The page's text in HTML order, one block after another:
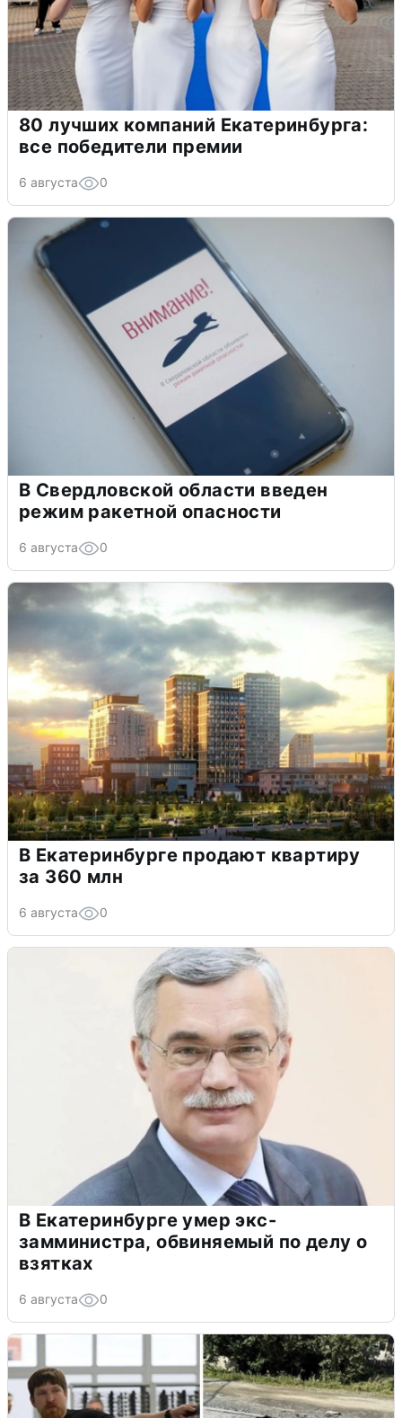
80 лучших компаний Екатеринбурга:
все победители премии
6 августа 0
В Свердловской области введен
режим ракетной опасности
6 августа 0
В Екатеринбурге продают квартиру
за 360 млн
6 августа 0
В Екатеринбурге умер экс-
замминистра, обвиняемый по делу о
взятках
6 августа 0